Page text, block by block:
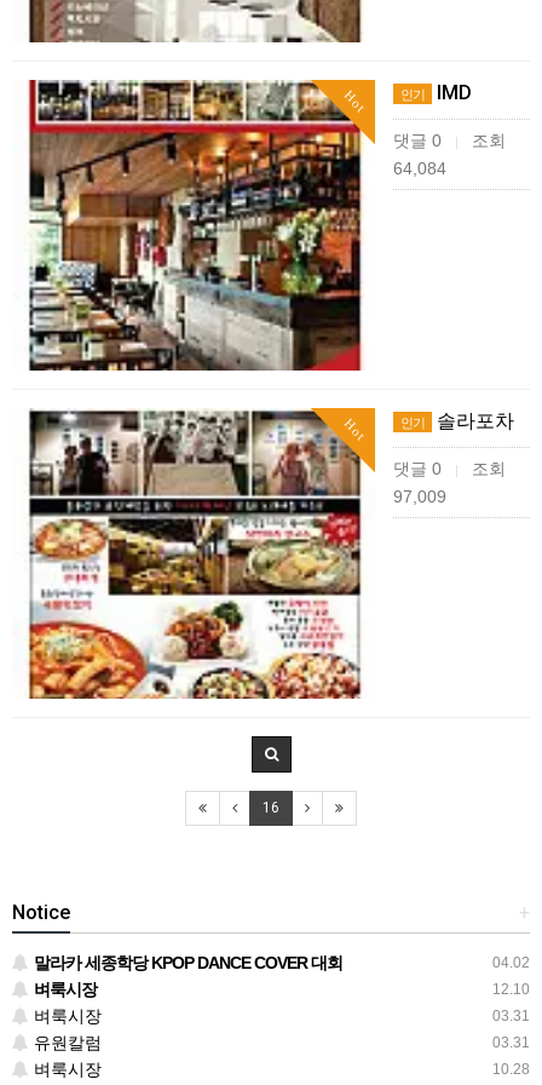
Hot 인기 IMD
댓글 0 |
조회
64,084
Hot 인기 솔라포차
댓글 0 |
조회
97,009
16
+
Notice
04.02
말라카 세종학당 KPOP DANCE COVER 대회
12.10
벼룩시장
03.31
벼룩시장
03.31
유원칼럼
10.28
벼룩시장